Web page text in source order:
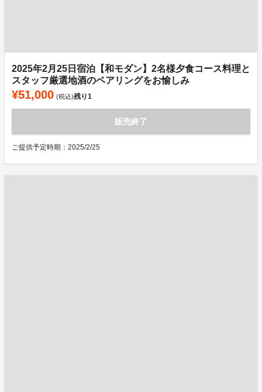
2025年2月25日宿泊【和モダン】2名様夕食コース料理と
スタッフ厳選地酒のペアリングをお愉しみ
¥51,000 (税込)残り1
販売終了
ご提供予定時期：2025/2/25